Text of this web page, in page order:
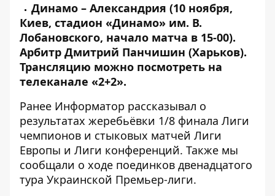
Динамо – Александрия (10 ноября,
Киев, стадион «Динамо» им. В.
Лобановского, начало матча в 15-00).
Арбитр Дмитрий Панчишин (Харьков).
Трансляцию можно посмотреть на
телеканале «2+2».
Ранее Информатор рассказывал о
результатах жеребьёвки 1/8 финала Лиги
чемпионов и стыковых матчей Лиги
Европы и Лиги конференций. Также мы
сообщали о ходе поединков двенадцатого
тура Украинской Премьер-лиги.